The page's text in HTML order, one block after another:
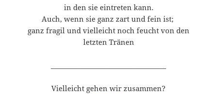
in den sie eintreten kann.
Auch, wenn sie ganz zart und fein ist;
ganz fragil und vielleicht noch feucht von den
letzten Tränen
Vielleicht gehen wir zusammen?